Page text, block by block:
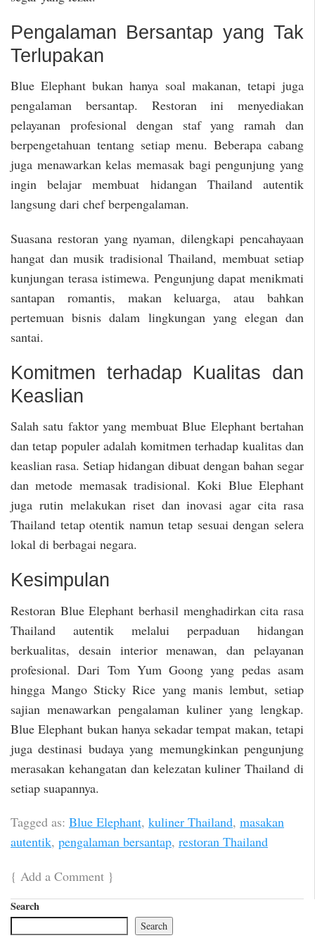
Pengalaman Bersantap yang Tak
Terlupakan
Blue Elephant bukan hanya soal makanan, tetapi juga
pengalaman bersantap. Restoran ini menyediakan
pelayanan profesional dengan staf yang ramah dan
berpengetahuan tentang setiap menu. Beberapa cabang
juga menawarkan kelas memasak bagi pengunjung yang
ingin belajar membuat hidangan Thailand autentik
langsung dari chef berpengalaman.
Suasana restoran yang nyaman, dilengkapi pencahayaan
hangat dan musik tradisional Thailand, membuat setiap
kunjungan terasa istimewa. Pengunjung dapat menikmati
santapan romantis, makan keluarga, atau bahkan
pertemuan bisnis dalam lingkungan yang elegan dan
santai.
Komitmen terhadap Kualitas dan
Keaslian
Salah satu faktor yang membuat Blue Elephant bertahan
dan tetap populer adalah komitmen terhadap kualitas dan
keaslian rasa. Setiap hidangan dibuat dengan bahan segar
dan metode memasak tradisional. Koki Blue Elephant
juga rutin melakukan riset dan inovasi agar cita rasa
Thailand tetap otentik namun tetap sesuai dengan selera
lokal di berbagai negara.
Kesimpulan
Restoran Blue Elephant berhasil menghadirkan cita rasa
Thailand autentik melalui perpaduan hidangan
berkualitas, desain interior menawan, dan pelayanan
profesional. Dari Tom Yum Goong yang pedas asam
hingga Mango Sticky Rice yang manis lembut, setiap
sajian menawarkan pengalaman kuliner yang lengkap.
Blue Elephant bukan hanya sekadar tempat makan, tetapi
juga destinasi budaya yang memungkinkan pengunjung
merasakan kehangatan dan kelezatan kuliner Thailand di
setiap suapannya.
Tagged as: Blue Elephant, kuliner Thailand, masakan
autentik, pengalaman bersantap, restoran Thailand
{ Add a Comment }
Search
Search